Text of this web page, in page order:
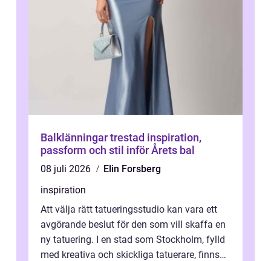
Balklänningar trestad inspiration,
passform och stil inför Årets bal
08 juli 2026
Elin Forsberg
inspiration
Att välja rätt tatueringsstudio kan vara ett
avgörande beslut för den som vill skaffa en
ny tatuering. I en stad som Stockholm, fylld
med kreativa och skickliga tatuerare, finns